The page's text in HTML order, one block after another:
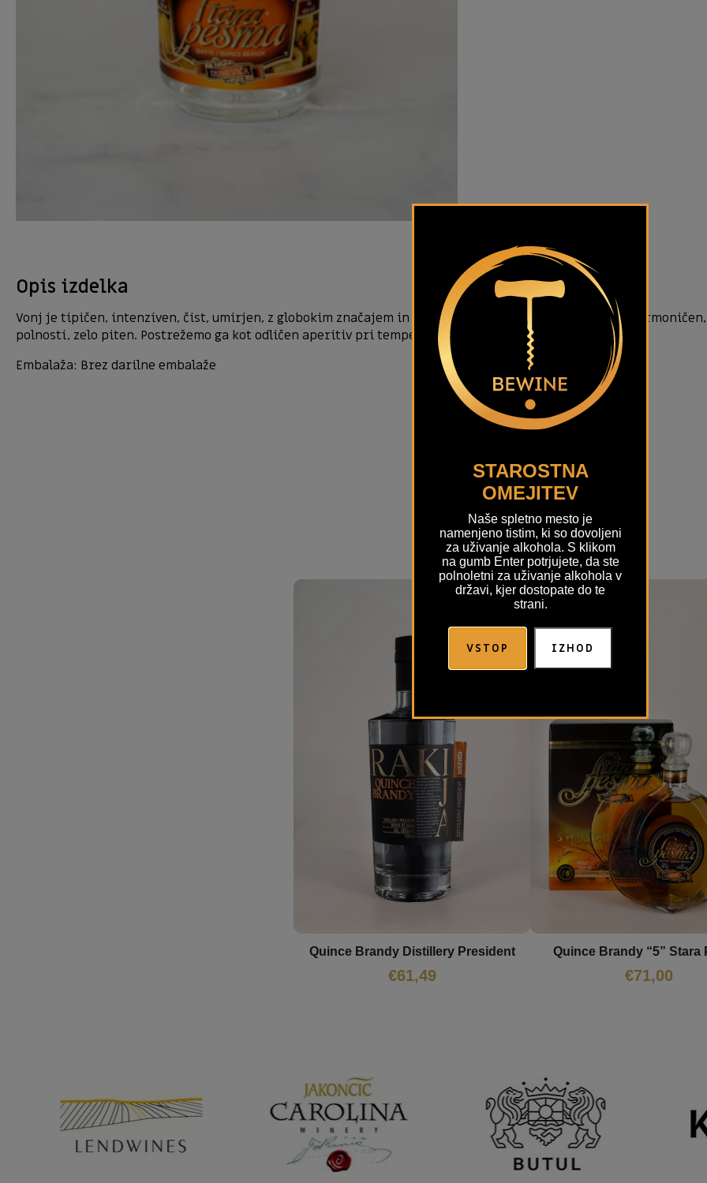
STAROSTNA
OMEJITEV
Naše spletno mesto je
namenjeno tistim, ki so dovoljeni
za uživanje alkohola. S klikom
na gumb Enter potrjujete, da ste
polnoletni za uživanje alkohola v
državi, kjer dostopate do te
strani.
VSTOP IZHOD
Opis izdelka
Vonj je tipičen, intenziven, čist, umirjen, z globokim značajem in žametnim profilom. V ustih je poln,
polnosti, zelo piten. Postrežemo ga kot odličen aperitiv pri temperaturi 8–12 °C.
Embalaža: Brez darilne embalaže
SORODNI IZDELKI
Quince Brandy Distillery President
€61,49
Quince Brandy “5” Stara
€71,00